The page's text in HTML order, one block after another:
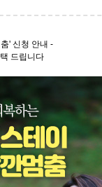
' 신청 안내 -
드립니다